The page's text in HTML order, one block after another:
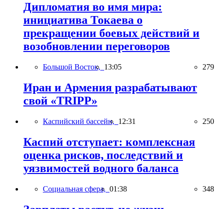
Дипломатия во имя мира:
инициатива Токаева о
прекращении боевых действий и
возобновлении переговоров
Большой Восток, 13:05 279
Иран и Армения разрабатывают
свой «TRIPP»
Каспийский бассейн, 12:31 250
Каспий отступает: комплексная
оценка рисков, последствий и
уязвимостей водного баланса
Социальная сфера, 01:38 348